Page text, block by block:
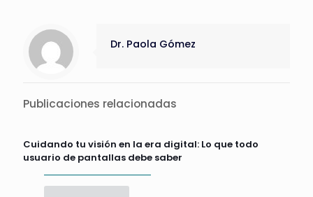
Dr. Paola Gómez
Publicaciones relacionadas
Cuidando tu visión en la era digital: Lo que todo
usuario de pantallas debe saber